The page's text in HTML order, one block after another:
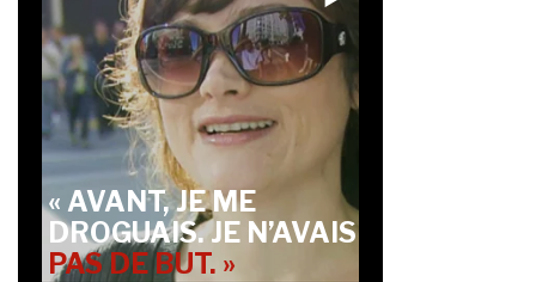
« AVANT, JE ME
DROGUAIS. JE N’AVAIS
PAS DE BUT. »